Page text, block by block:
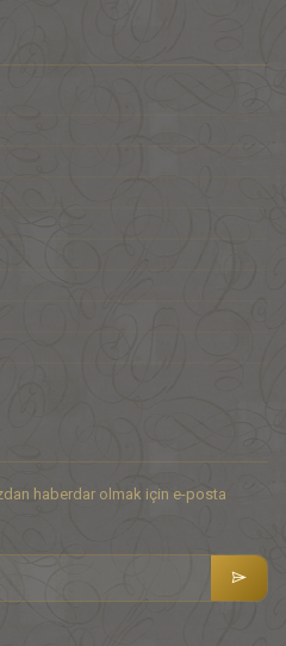
haberdar olmak için e-posta